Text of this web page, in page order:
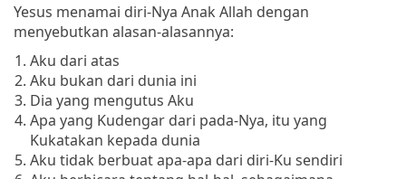
Yesus menamai diri-Nya Anak Allah dengan
menyebutkan alasan-alasannya:
Aku dari atas
Aku bukan dari dunia ini
Dia yang mengutus Aku
Apa yang Kudengar dari pada-Nya, itu yang
Kukatakan kepada dunia
Aku tidak berbuat apa-apa dari diri-Ku sendiri